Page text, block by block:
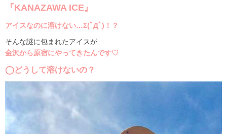
『KANAZAWA ICE』
アイスなのに溶けない…Σ(ﾟДﾟ)！？
そんな謎に包まれたアイスが
金沢から原宿にやってきたんです♡
◯どうして溶けないの？